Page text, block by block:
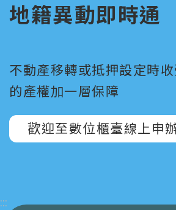
地籍異動即時通
不動產移轉或抵押設定時
的產權加一層保障
歡迎至數位櫃臺線上申
:::